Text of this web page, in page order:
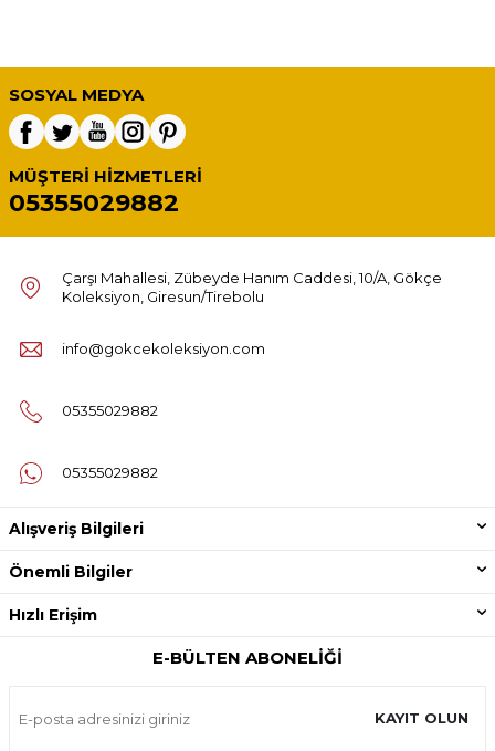
SOSYAL MEDYA
MÜŞTERI HIZMETLERI
05355029882
Çarşı Mahallesi, Zübeyde Hanım Caddesi, 10/A, Gökçe
Koleksiyon, Giresun/Tirebolu
info@gokcekoleksiyon.com
05355029882
05355029882
Alışveriş Bilgileri
Önemli Bilgiler
Hızlı Erişim
E-BÜLTEN ABONELIĞI
KAYIT OLUN